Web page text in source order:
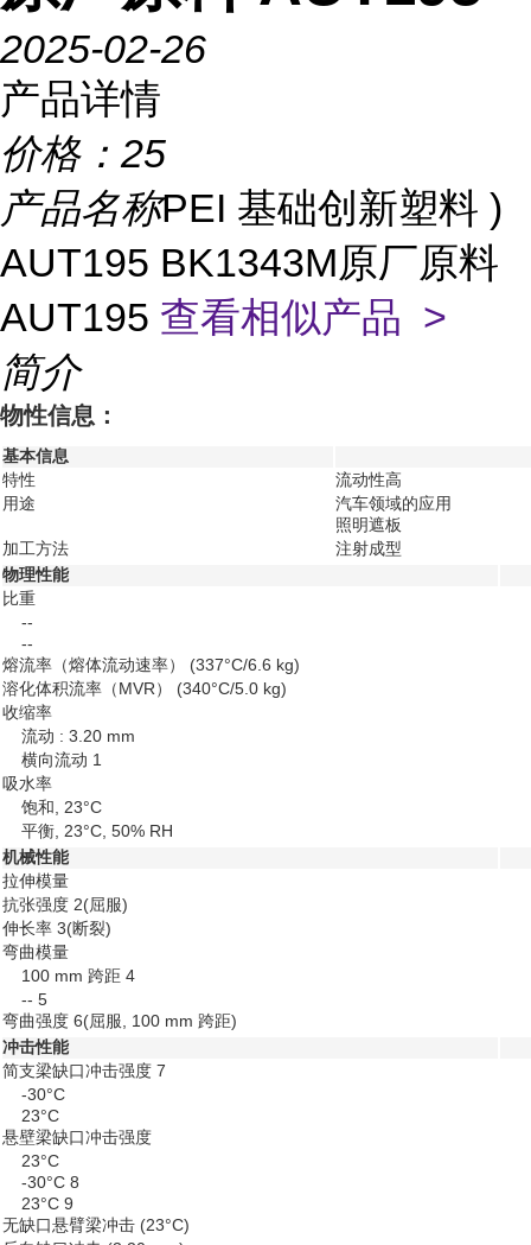
2025-02-26
产品详情
价格： 25
产品名称PEI 基础创新塑料 )
AUT195 BK1343M原厂原料
AUT195 查看相似产品 >
简介
物性信息：
基本信息
特性
流动性高
用途
汽车领域的应用
照明遮板
加工方法
注射成型
物理性能
比重
--
--
熔流率（熔体流动速率） (337°C/6.6 kg)
溶化体积流率（MVR） (340°C/5.0 kg)
收缩率
流动 : 3.20 mm
横向流动 1
吸水率
饱和, 23°C
平衡, 23°C, 50% RH
机械性能
拉伸模量
抗张强度 2(屈服)
伸长率 3(断裂)
弯曲模量
100 mm 跨距 4
-- 5
弯曲强度 6(屈服, 100 mm 跨距)
冲击性能
简支梁缺口冲击强度 7
-30°C
23°C
悬壁梁缺口冲击强度
23°C
-30°C 8
23°C 9
无缺口悬臂梁冲击 (23°C)